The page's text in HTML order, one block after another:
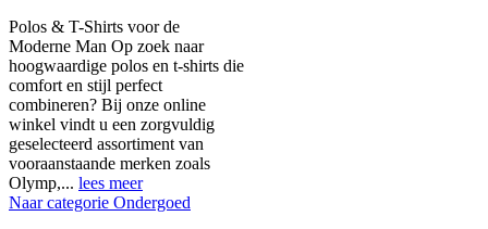
Polos & T-Shirts voor de
Moderne Man Op zoek naar
hoogwaardige polos en t-shirts die
comfort en stijl perfect
combineren? Bij onze online
winkel vindt u een zorgvuldig
geselecteerd assortiment van
vooraanstaande merken zoals
Olymp,... lees meer
Naar categorie Ondergoed